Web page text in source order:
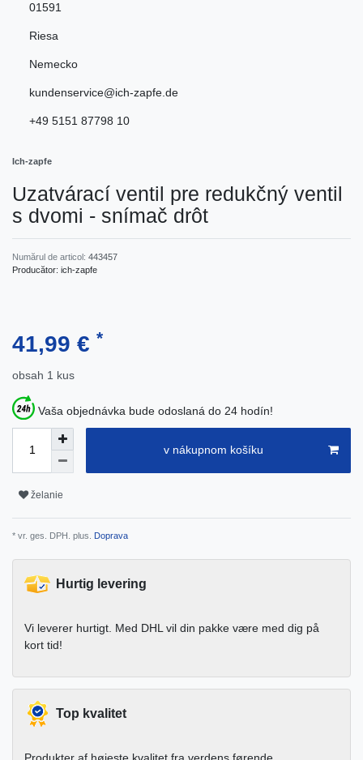
01591
Riesa
Nemecko
kundenservice@ich-zapfe.de
+49 5151 87798 10
Ich-zapfe
Uzatvárací ventil pre redukčný ventil
s dvomi - snímač drôt
Numărul de articol: 443457
Producător: ich-zapfe
41,99 € *
obsah 1 kus
Vaša objednávka bude odoslaná do 24 hodín!
v nákupnom košíku
želanie
* vr. ges. DPH. plus. Doprava
Hurtig levering
Vi leverer hurtigt. Med DHL vil din pakke være med dig på
kort tid!
Top kvalitet